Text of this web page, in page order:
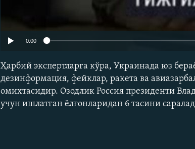
0:00
Ҳарбий экспертларга кўра, Украинада юз
дезинформация, фейклар, ракета ва
омихтасидир. Озодлик Россия президенти
учун ишлатган ёлғонларидан 6 тасини